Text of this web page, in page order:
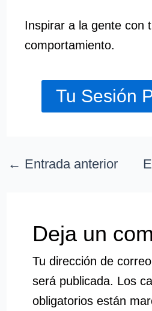
Inspirar a la gente con
comportamiento.
Tu Sesión
← Entrada anterior
Deja un
Tu dirección de
será publicada. Los
obligatorios están